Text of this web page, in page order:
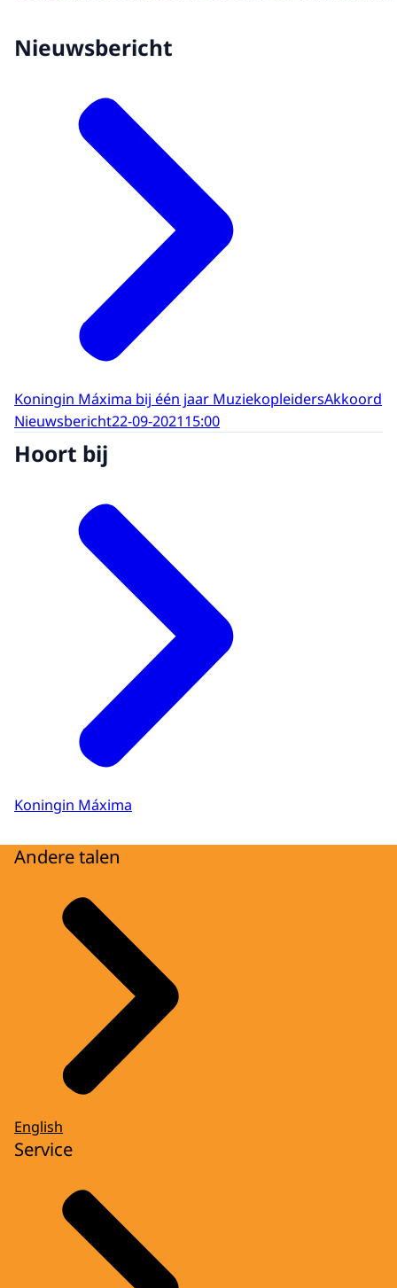
Nieuwsbericht
Koningin Máxima bij één jaar MuziekopleidersAkkoord
Nieuwsbericht22-09-202115:00
Hoort bij
Koningin Máxima
Andere talen
English
Service